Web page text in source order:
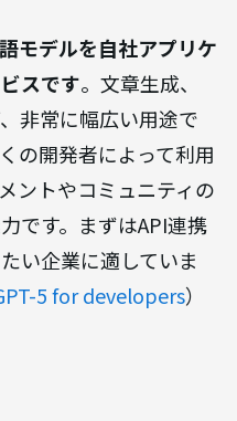
モデルを自社アプリケ
スです。文章生成、
非常に幅広い用途で
の開発者によって利用
ントやコミュニティの
です。まずはAPI連携
い企業に適していま
5 for developers）